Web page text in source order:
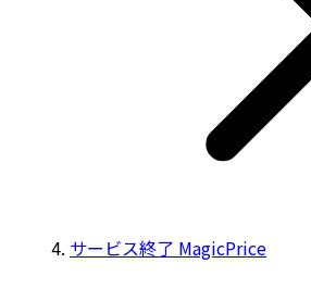
サービス終了 MagicPrice